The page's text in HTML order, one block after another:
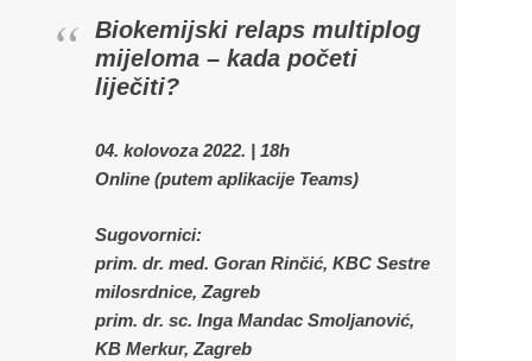
Biokemijski relaps multiplog
mijeloma – kada početi
liječiti?
04. kolovoza 2022. | 18h
Online (putem aplikacije Teams)
Sugovornici:
prim. dr. med. Goran Rinčić, KBC Sestre
milosrdnice, Zagreb
prim. dr. sc. Inga Mandac Smoljanović,
KB Merkur, Zagreb